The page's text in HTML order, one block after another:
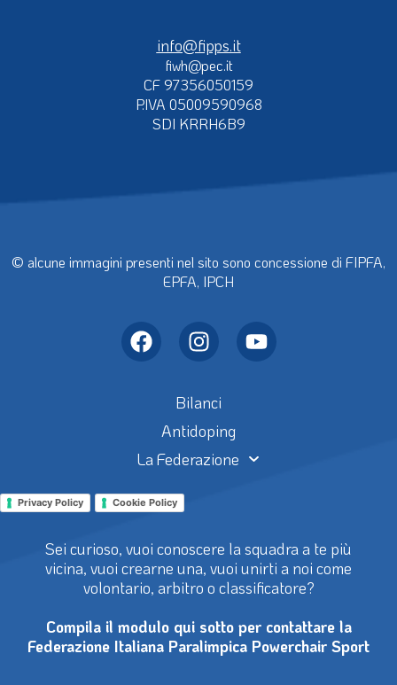
info@fipps.it
fiwh@pec.it
CF 97356050159
P.IVA 05009590968
SDI KRRH6B9
© alcune immagini presenti nel sito sono concessione di FIPFA,
EPFA, IPCH
Bilanci
Antidoping
La Federazione
Privacy Policy Cookie Policy
Sei curioso, vuoi conoscere la squadra a te più
vicina, vuoi crearne una, vuoi unirti a noi come
volontario, arbitro o classificatore?
Compila il modulo qui sotto per contattare la
Federazione Italiana Paralimpica Powerchair Sport